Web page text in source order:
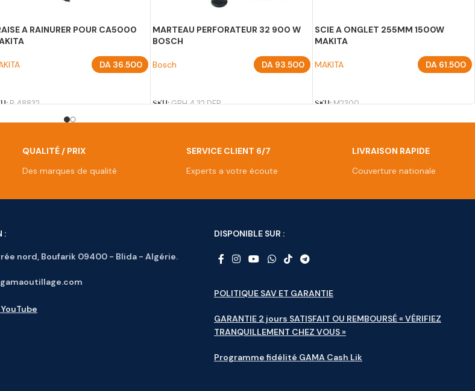
A RAINURER POUR CA5000
DA 36.500
B 48832
MARTEAU PERFORATEUR 32 900 W
BOSCH
Bosch DA93.500
SKU:GBH 4 32 DFR
SCIE A ONGLET 255MM 1500W
MAKITA
MAKITA DA61.500
SKU:M2300
QUALITÉ / PRIX
Des marques de qualité
SERVICE CLIENT 6/7
Experts a votre écoute
LIVRAISON RAPIDE
Couverture nationale
:
nord, Boufarik 09400 - Blida - Algérie.
DISPONIBLE SUR :
POLITIQUE SAV ET GARANTIE
GARANTIE 2 jours SATISFAIT OU REMBOURSÉ « VÉRIFIEZ
TRANQUILLEMENT CHEZ VOUS »
Programme fidélité GAMA Cash Lik